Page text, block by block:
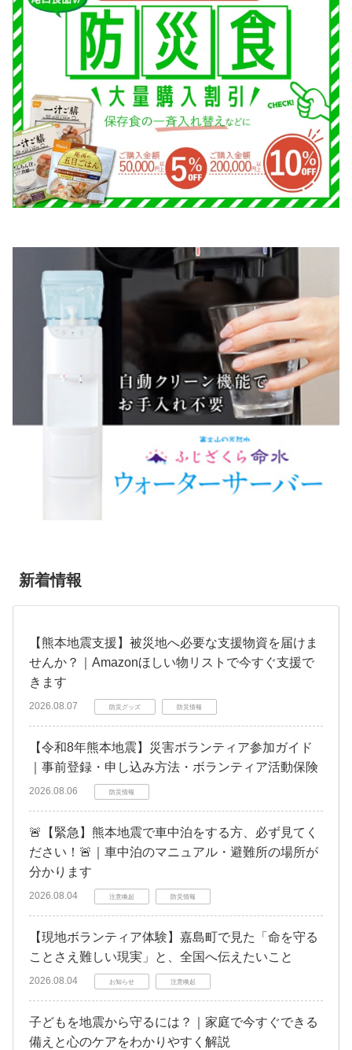
新着情報
【熊本地震支援】被災地へ必要な支援物資を届けま
せんか？｜Amazonほしい物リストで今すぐ支援で
きます
2026.08.07 防災グッズ 防災情報
【令和8年熊本地震】災害ボランティア参加ガイド
｜事前登録・申し込み方法・ボランティア活動保険
2026.08.06 防災情報
🚨【緊急】熊本地震で車中泊をする方、必ず見てく
ださい！🚨｜車中泊のマニュアル・避難所の場所が
分かります
2026.08.04 注意喚起 防災情報
【現地ボランティア体験】嘉島町で見た「命を守る
ことさえ難しい現実」と、全国へ伝えたいこと
2026.08.04 お知らせ 注意喚起
子どもを地震から守るには？｜家庭で今すぐできる
備えと心のケアをわかりやすく解説